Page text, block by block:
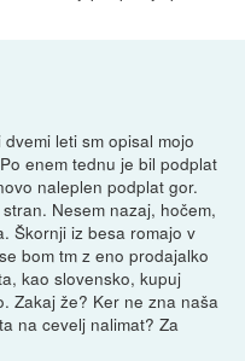
leti sm opisal mojo
enem tednu je bil podplat
naleplen podplat gor.
Nesem nazaj, hočem,
Škornji iz besa romajo v
bom tm z eno prodajalko
kao slovensko, kupuj
Zakaj že? Ker ne zna naša
na cevelj nalimat? Za